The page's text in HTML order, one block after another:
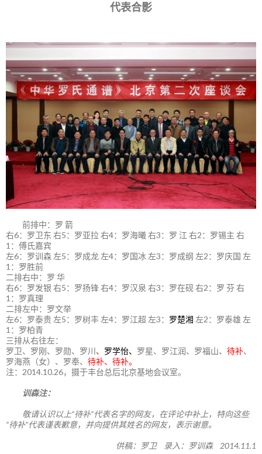
代表合影
前排中：罗 箭
右6：罗卫东 右5：罗亚拉 右4：罗海曦 右3：罗 江 右2：罗锡主 右
1：傅氏嘉宾
左6：罗训森 左5：罗成龙 左4：罗国冰 左3：罗成纲 左2：罗庆国 左
1：罗胜前
二排右中：罗 华
右6：罗发银 右5：罗扬锋 右4：罗汉泉 右3：罗在砚 右2：罗 芬 右
1：罗真理
二排左中：罗文举
左6：罗泰贵 左5：罗树丰 左4：罗江超 左3： 罗楚湘 左2：罗泰雄 左
1：罗柏青
三排从右往左：
罗卫、罗刚、罗勋、罗川 、 罗学怡、 罗星、罗江润、罗福山、 待补、
罗海燕（女）、罗奉、 待补、待补。
注：2014.10.26，摄于丰台总后北京基地会议室。
训森注：
敬请认识以上“待补”代表名字的网友，在评论中补上，特向这些
“待补”代表谨表歉意，并向提供其姓名的网友，表示谢意。
供稿：罗卫 录入：罗训森 2014.11.1